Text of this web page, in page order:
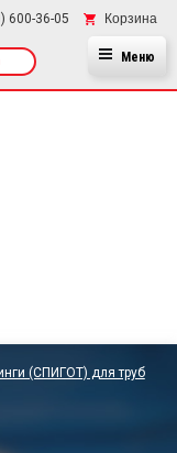
600-36-05 Корзина
Меню
(СПИГОТ) для труб
×